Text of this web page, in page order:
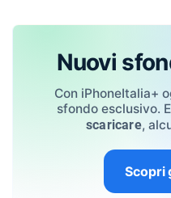
Nuovi
Con iPhoneItalia+
sfondo esclusivo.
scaricare,
Scopri